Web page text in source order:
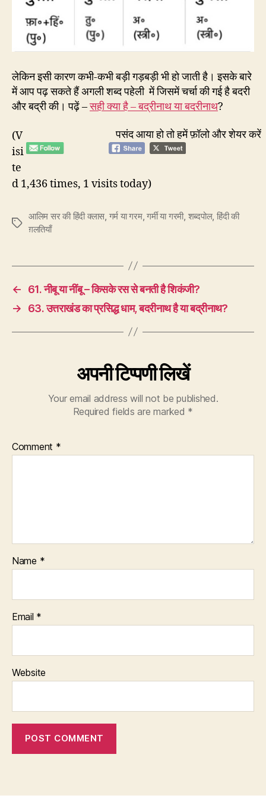
लेकिन इसी कारण कभी-कभी बड़ी गड़बड़ी भी हो जाती है। इसके बारे
में आप पढ़ सकते हैं अगली शब्द पहेली में जिसमें चर्चा की गई है बदरी
और बद्री की। पढ़ें –सही क्या है – बद्रीनाथ या बदरीनाथ?
पसंद आया हो तो हमें फ़ॉलो और शेयर करें
(V
isi
te
d 1,436 times, 1 visits today)
Tags
आलिम सर की हिंदी क्लास गर्म या गरम,गर्मी या गरमी, शब्दपोल, हिंदी की
ग़लतियाँ
←
61. नीबू या नींबू – किसके रस से बनती है शिकंजी?
→
63. उत्तराखंड का प्रसिद्ध धाम, बदरीनाथ है या बद्रीनाथ?
अपनी टिप्पणी लिखें
Your email address will not be published.
Required fields are marked *
Comment *
Name *
Email *
Website